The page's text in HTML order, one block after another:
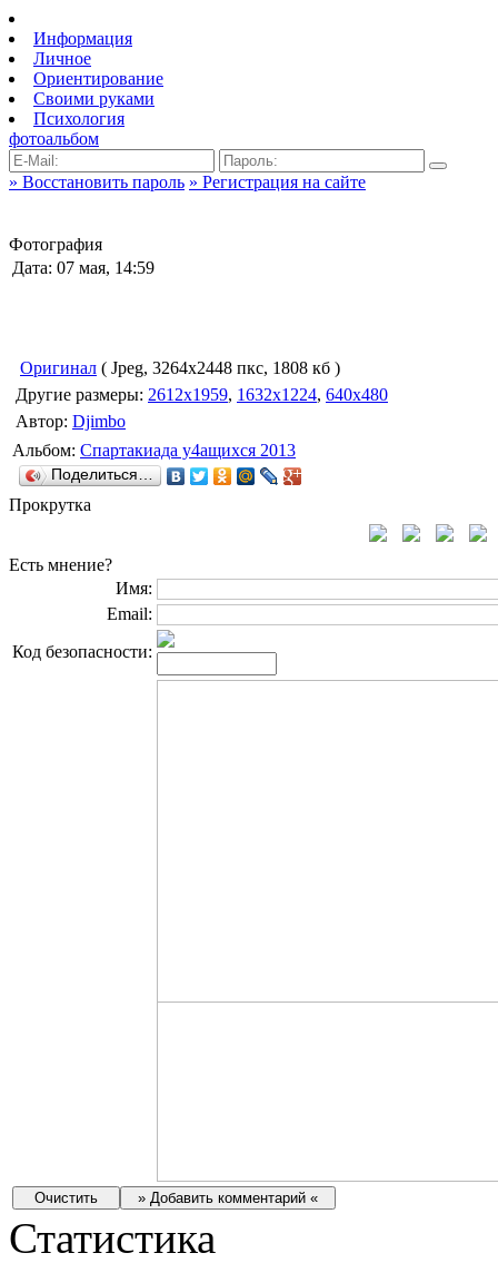
Информация
Личное
Ориентирование
Своими руками
Психология
фотоальбом
» Восстановить пароль » Регистрация на сайте
Фотография
Дата: 07 мая, 14:59
Оригинал ( Jpeg, 3264x2448 пкс, 1808 кб )
Другие размеры: 2612x1959, 1632x1224, 640x480
Автор: Djimbo
Альбом: Спартакиада у4ащихся 2013
Поделиться…
Прокрутка
Есть мнение?
Имя:
Email:
Код безопасности:
Статистика